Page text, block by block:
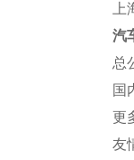
汽
总
国
更
友